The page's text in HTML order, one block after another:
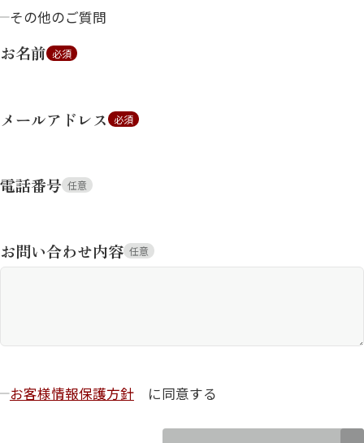
その他のご質問
お名前 必須
メールアドレス 必須
電話番号 任意
お問い合わせ内容 任意
お客様情報保護方針 に同意する